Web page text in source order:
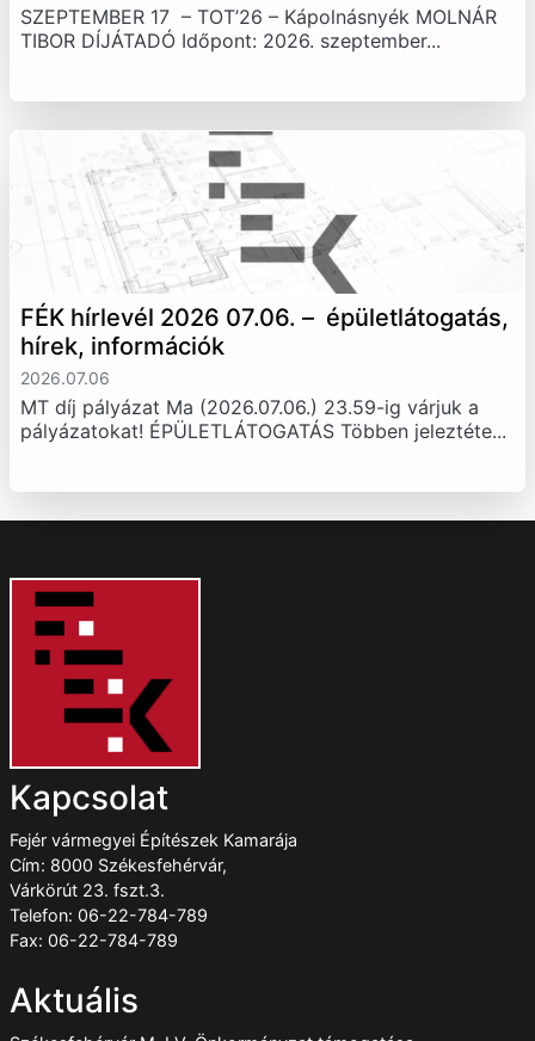
SZEPTEMBER 17 – TOT’26 – Kápolnásnyék MOLNÁR
TIBOR DÍJÁTADÓ Időpont: 2026. szeptember...
FÉK hírlevél 2026 07.06. – épületlátogatás,
hírek, információk
2026.07.06
MT díj pályázat Ma (2026.07.06.) 23.59-ig várjuk a
pályázatokat! ÉPÜLETLÁTOGATÁS Többen jeleztéte...
Kapcsolat
Fejér vármegyei Építészek Kamarája
Cím: 8000 Székesfehérvár,
Várkörút 23. fszt.3.
Telefon: 06-22-784-789
Fax: 06-22-784-789
Aktuális